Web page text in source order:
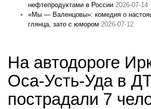
нефтепродуктами в России 2026-07-14
«Мы — Валенцовы»: комедия о
глянца, зато с юмором 2026-07-12
На автодороге
Оса-Усть-Уда в
пострадали 7